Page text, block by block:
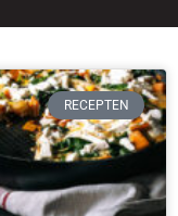
RECEPTEN